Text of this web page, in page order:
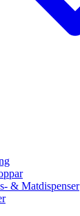
& Matdispenser